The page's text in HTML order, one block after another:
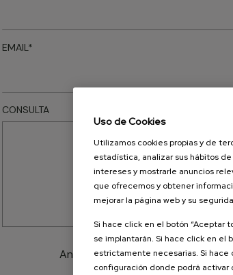
EMAIL*
CONSULTA
Anti spam: Escribe con letra el
Uso de Cookies
Utilizamos cookies propias y de
estadística, analizar sus hábitos
intereses y mostrarle anuncios
que ofrecemos y obtener
mejorar la página web y su
Si hace click en el botón “Aceptar
se implantarán. Si hace click en el
estrictamente necesarias. Si hace
configuración donde podrá activar